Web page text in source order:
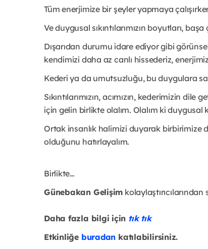
Tüm enerjimize bir şeyler yapmaya
Ve duygusal sıkıntılarımızın boyutları,
Dışarıdan durumu idare ediyor gibi
kendimizi daha az canlı hissederiz, enerjimiz
Kederi ya da umutsuzluğu, bu duygulara
Sıkıntılarımızın, acımızın, kederimizin
için gelin birlikte olalım. Olalım ki duygusal
Ortak insanlık halimizi duyarak birbirimize
olduğunu hatırlayalım.
Birlikte…
Günebakan Gelişim kolaylaştırıcılarından
Daha fazla bilgi için tık tık
Etkinliğe buradan katılabilirsiniz.